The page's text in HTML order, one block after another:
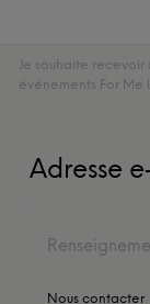
Je souhaite recevoir
événements For Me
Nous contacter